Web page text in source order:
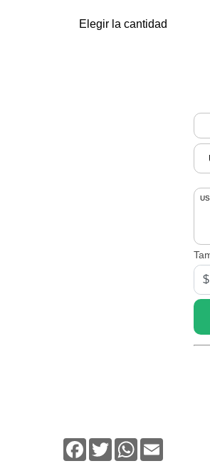
Facebook
TwitterWhatsApp